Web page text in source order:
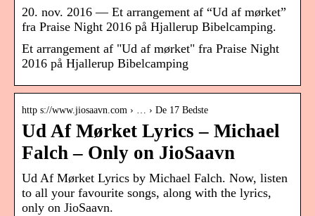
20. nov. 2016 — Et arrangement af “Ud af mørket”
fra Praise Night 2016 på Hjallerup Bibelcamping.
Et arrangement af "Ud af mørket" fra Praise Night
2016 på Hjallerup Bibelcamping
http s://www.jiosaavn.com › … › De 17 Bedste
Ud Af Mørket Lyrics – Michael
Falch – Only on JioSaavn
Ud Af Mørket Lyrics by Michael Falch. Now, listen
to all your favourite songs, along with the lyrics,
only on JioSaavn.